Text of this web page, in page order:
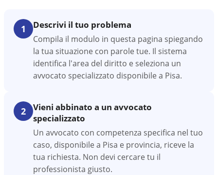
1 Descrivi il tuo problema
Compila il modulo in questa pagina spiegando
la tua situazione con parole tue. Il sistema
identifica l'area del diritto e seleziona un
avvocato specializzato disponibile a Pisa.
2
Vieni abbinato a un avvocato
specializzato
Un avvocato con competenza specifica nel tuo
caso, disponibile a Pisa e provincia, riceve la
tua richiesta. Non devi cercare tu il
professionista giusto.